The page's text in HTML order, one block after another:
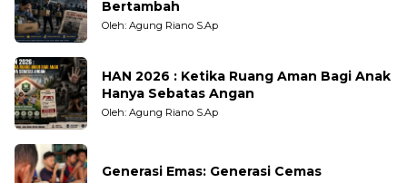
Bertambah
Oleh: Agung Riano S.Ap
HAN 2026 : Ketika Ruang Aman Bagi Anak
Hanya Sebatas Angan
Oleh: Agung Riano S.Ap
Generasi Emas: Generasi Cemas